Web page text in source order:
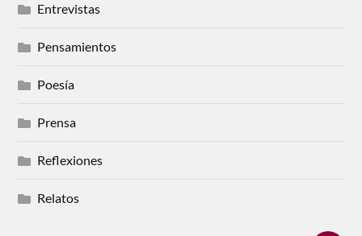
Entrevistas
Pensamientos
Poesía
Prensa
Reflexiones
Relatos